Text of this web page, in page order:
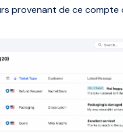
provenant de ce